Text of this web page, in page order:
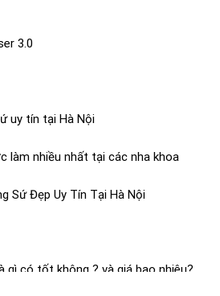
3.0
uy tín tại Hà Nội
làm nhiều nhất tại các nha khoa
Sứ Đẹp Uy Tín Tại Hà Nội
gì có tốt không ? và giá bao nhiêu?